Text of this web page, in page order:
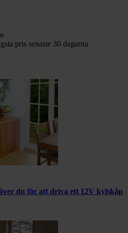
pris senaste 30 dagarna
du för att driva ett 12V kylskåp